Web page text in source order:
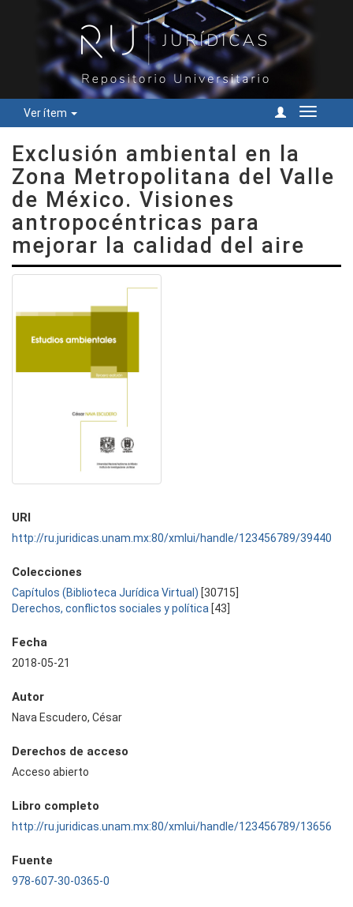
Ver ítem
Cambiar
Exclusión ambiental en la
Zona Metropolitana del Valle
de México. Visiones
antropocéntricas para
mejorar la calidad del aire
URI
http://ru.juridicas.unam.mx:80/xmlui/handle/123456789/39440
Colecciones
Capítulos (Biblioteca Jurídica Virtual) [30715]
Derechos, conflictos sociales y política [43]
Fecha
2018-05-21
Autor
Nava Escudero, César
Derechos de acceso
Acceso abierto
Libro completo
http://ru.juridicas.unam.mx:80/xmlui/handle/123456789/13656
Fuente
978-607-30-0365-0